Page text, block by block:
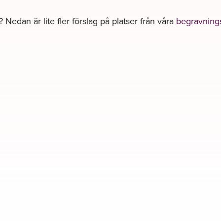
Nedan är lite fler förslag på platser från våra